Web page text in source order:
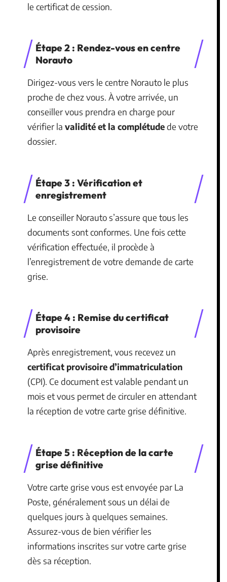
le certificat de cession.
Étape 2 : Rendez-vous en centre
Norauto
Dirigez-vous vers le centre Norauto le plus
proche de chez vous. À votre arrivée, un
conseiller vous prendra en charge pour
vérifier la validité et la complétudede votre
dossier.
Étape 3 : Vérification et
enregistrement
Le conseiller Norauto s’assure que tous les
documents sont conformes. Une fois cette
vérification effectuée, il procède à
l’enregistrement de votre demande de carte
grise.
Étape 4 : Remise du certificat
provisoire
Après enregistrement, vous recevez un
certificat provisoire d’immatriculation
(CPI). Ce document est valable pendant un
mois et vous permet de circuler en attendant
la réception de votre carte grise définitive.
Étape 5 : Réception de la carte
grise définitive
Votre carte grise vous est envoyée par La
Poste, généralement sous un délai de
quelques jours à quelques semaines.
Assurez-vous de bien vérifier les
informations inscrites sur votre carte grise
dès sa réception.